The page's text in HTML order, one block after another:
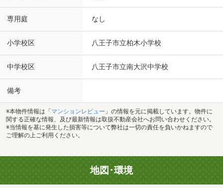
専用庭 なし
小学校区 八王子市立柏木小学校
中学校区 八王子市立南大沢中学校
備考
※本物件情報は「 マンションレビュー 」の情報を元に掲載しています。物件に
関する正確な情報、及び最新情報は取扱不動産会社へお問い合わせください。
※当情報を基に発生した損害等について弊社は一切の責任を負いかねますので
ご理解の上ご利用ください。
地図･環境